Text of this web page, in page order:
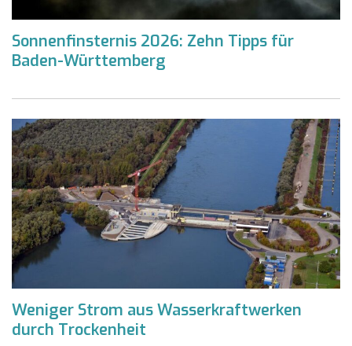
Sonnenfinsternis 2026: Zehn Tipps für
Baden-Württemberg
Weniger Strom aus Wasserkraftwerken
durch Trockenheit